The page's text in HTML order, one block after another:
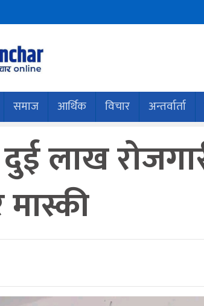
समाज आर्थिक विचार अन्तर्वार्ता
लाख